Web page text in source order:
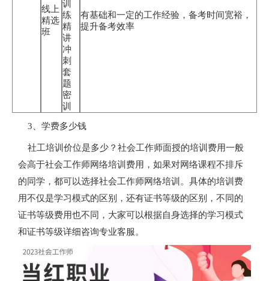
线上
精选
班
训
练
精
讲
冲
刺
套
题
密
训
有基础和一定的工作经验，备考时间宽裕，
提升备考效率
3、学费多少钱
社工培训价位是多少？社会工作师面授的培训费用一般
会高于社会工作师网络培训费用，如果对网络课程不排斥
的同学，都可以选择社会工作师网络培训。具体的培训费
用不仅是学习模式的区别，还有证书等级的区别，不同的
证书等级费用也不同，大家可以根据自身选择的学习模式
和证书等级详细咨询专业客服。